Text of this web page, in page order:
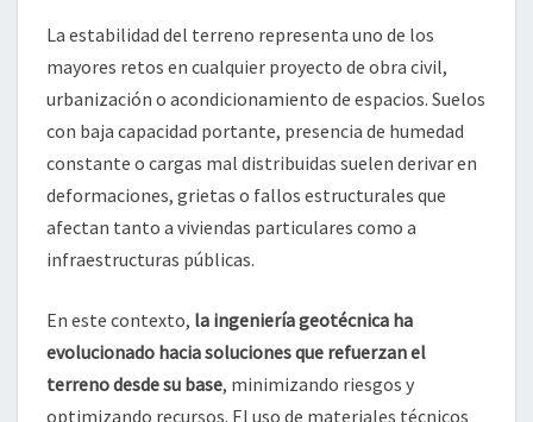
DEL
SUELO
La estabilidad del terreno representa uno de los
mayores retos en cualquier proyecto de obra civil,
urbanización o acondicionamiento de espacios. Suelos
con baja capacidad portante, presencia de humedad
constante o cargas mal distribuidas suelen derivar en
deformaciones, grietas o fallos estructurales que
afectan tanto a viviendas particulares como a
infraestructuras públicas.
En este contexto, la ingeniería geotécnica ha
evolucionado hacia soluciones que refuerzan el
terreno desde su base, minimizando riesgos y
optimizando recursos. El uso de materiales técnicos